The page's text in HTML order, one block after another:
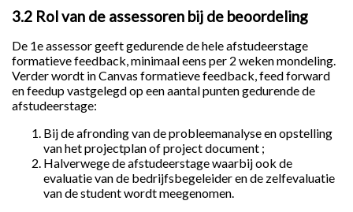
3.2 Rol van de assessoren bij de beoordeling
De 1e assessor geeft gedurende de hele afstudeerstage
formatieve feedback, minimaal eens per 2 weken mondeling.
Verder wordt in Canvas formatieve feedback, feed forward
en feedup vastgelegd op een aantal punten gedurende de
afstudeerstage:
Bij de afronding van de probleemanalyse en opstelling
van het projectplan of project document ;
Halverwege de afstudeerstage waarbij ook de
evaluatie van de bedrijfsbegeleider en de zelfevaluatie
van de student wordt meegenomen.